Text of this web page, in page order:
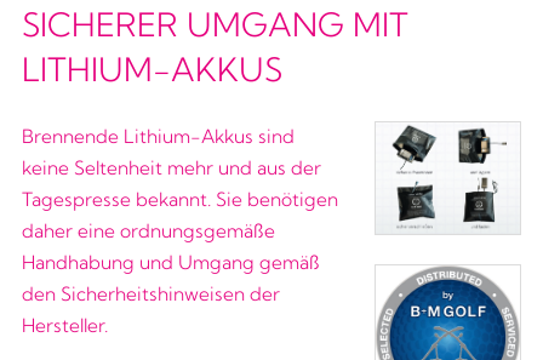
SICHERER UMGANG MIT
LITHIUM-AKKUS
Brennende Lithium-Akkus sind
keine Seltenheit mehr und aus der
Tagespresse bekannt. Sie benötigen
daher eine ordnungsgemäße
Handhabung und Umgang gemäß
den Sicherheitshinweisen der
Hersteller.